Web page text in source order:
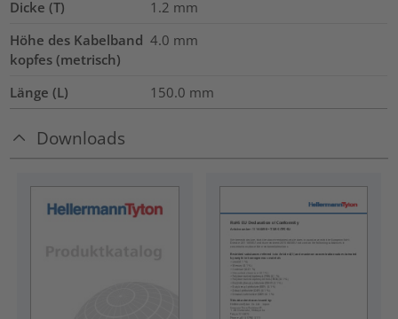
Dicke (T)
1.2 mm
Höhe des Kabelband
kopfes (metrisch)
4.0 mm
Länge (L) 150.0 mm
Downloads